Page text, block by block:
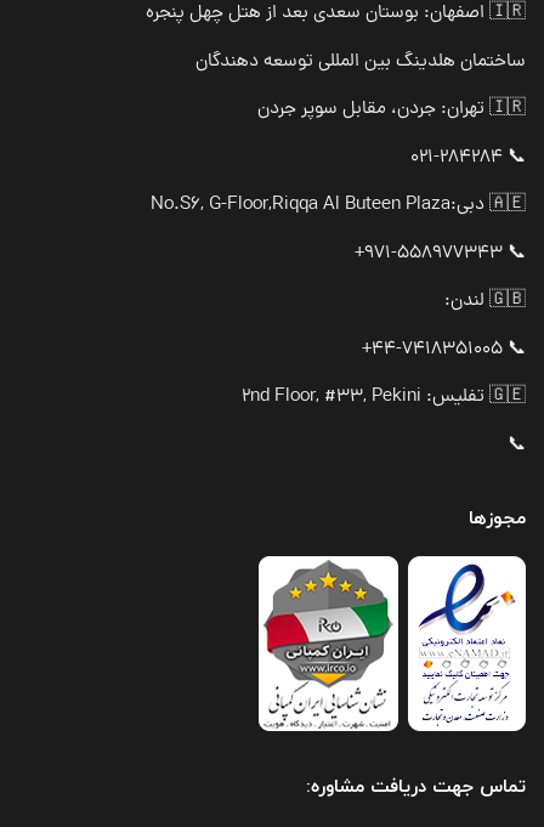
🇮🇷 اصفهان: بوستان سعدی بعد از هتل چهل پنجره
ساختمان هلدینگ بین المللی توسعه دهندگان
🇮🇷 تهران: جردن، مقابل سوپر جردن
📞 021-284284
🇦🇪 دبی:
No.S6, G-Floor,Riqqa Al Buteen Plaza
📞 971-558977343+
🇬🇧 لندن:
📞 44-7418351005+
🇬🇪 تفلیس: 2nd Floor, #33, Pekini
📞
مجوزها
تماس جهت دریافت مشاوره: